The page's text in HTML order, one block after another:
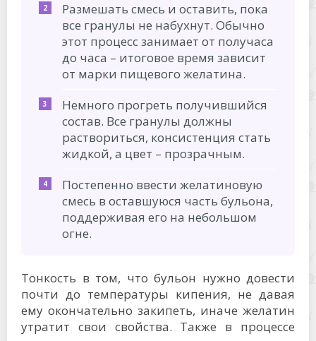
Размешать смесь и оставить, пока
все гранулы не набухнут. Обычно
этот процесс занимает от получаса
до часа – итоговое время зависит
от марки пищевого желатина.
Немного прогреть получившийся
состав. Все гранулы должны
раствориться, консистенция стать
жидкой, а цвет – прозрачным.
Постепенно ввести желатиновую
смесь в оставшуюся часть бульона,
поддерживая его на небольшом
огне.
Тонкость в том, что бульон нужно довести
почти до температуры кипения, не давая
ему окончательно закипеть, иначе желатин
утратит свои свойства. Также в процессе